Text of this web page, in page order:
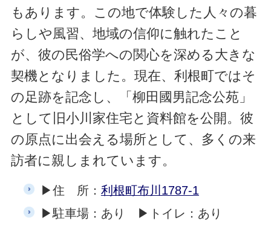
もあります。この地で体験した人々の暮
らしや風習、地域の信仰に触れたこと
が、彼の民俗学への関心を深める大きな
契機となりました。現在、利根町ではそ
の足跡を記念し、「柳田國男記念公苑」
として旧小川家住宅と資料館を公開。彼
の原点に出会える場所として、多くの来
訪者に親しまれています。
▶住 所： 利根町布川1787-1
▶駐車場：あり ▶トイレ：あり